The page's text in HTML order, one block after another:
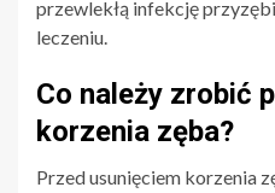
przewlekłą infekcję
leczeniu.
Co należy zrobić
korzenia zęba?
Przed usunięciem korzenia